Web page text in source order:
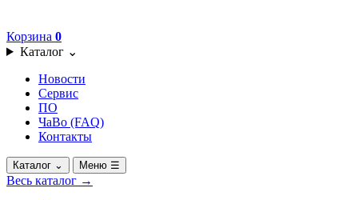
Корзина 0
Каталог ⌄
Новости
Сервис
ПО
ЧаВо (FAQ)
Контакты
Каталог ⌄ Меню ☰
Весь каталог →